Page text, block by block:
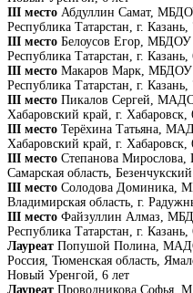
III место Абдуллин Самат,
Республика Татарстан, г. Казань,
III место Белоусов Егор, МБДОУ
Республика Татарстан, г. Казань,
III место Макаров Марк, МБДОУ
Республика Татарстан, г. Казань,
III место Пикалов Сергей,
Хабаровский край, г. Хабаровск,
III место Терёхина Татьяна,
Хабаровский край, г. Хабаровск,
III место Степанова
Самарская область,
III место Солодова Доминика,
Владимирская область, г.
III место Файзуллин Алмаз,
Республика Татарстан, г. Казань,
Лауреат Попушой Полина,
Россия, Тюменская область,
Новый Уренгой, 6 лет
Лауреат Проводникова Софья,